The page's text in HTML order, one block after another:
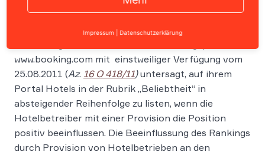
Das Landgericht Berlin hat der niederländischen
www.booking.com mit einstweiliger Verfügung vom
25.08.2011 (Az. 16 O 418/11)untersagt, auf ihrem
Portal Hotels in der Rubrik „Beliebtheit“ in
absteigender Reihenfolge zu listen, wenn die
Hotelbetreiber mit einer Provision die Position
positiv beeinflussen. Die Beeinflussung des Rankings
durch Provision von Hotelbetrieben an den
Impressum Datenschutzerklärung